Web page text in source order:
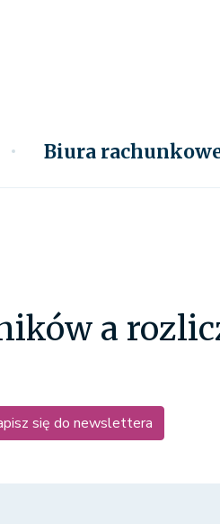
Biura
a
się do newslettera